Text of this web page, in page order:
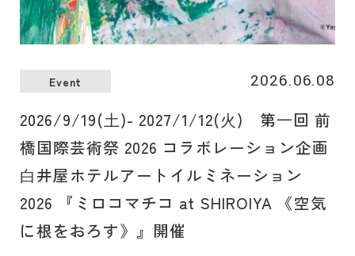
Event 2026.06.08
2026/9/19(⼟)- 2027/1/12(⽕) 第⼀回 前
橋国際芸術祭 2026 コラボレーション企画
⽩井屋ホテルアートイルミネーション
2026 『ミロコマチコ at SHIROIYA 《空気
に根をおろす》』開催